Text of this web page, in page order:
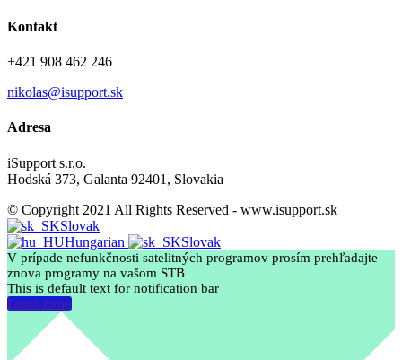
Kontakt
+421 908 462 246
nikolas@isupport.sk
Adresa
iSupport s.r.o.
Hodská 373, Galanta 92401, Slovakia
© Copyright 2021 All Rights Reserved - www.isupport.sk
Slovak
Hungarian
Slovak
V prípade nefunkčnosti satelitných programov prosím prehľadajte
znova programy na vašom STB
This is default text for notification bar
Learn more